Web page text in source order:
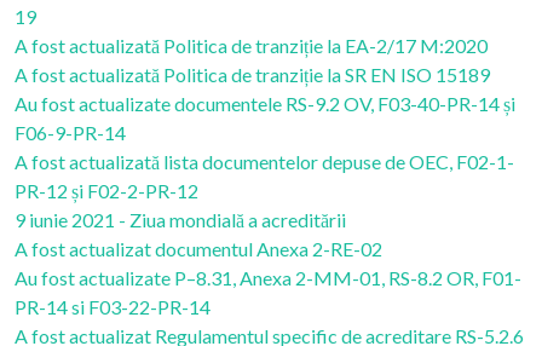
19
A fost actualizată Politica de tranziție la EA-2/17 M:2020
A fost actualizată Politica de tranziție la SR EN ISO 15189
Au fost actualizate documentele RS-9.2 OV, F03-40-PR-14 și
F06-9-PR-14
A fost actualizată lista documentelor depuse de OEC, F02-1-
PR-12 și F02-2-PR-12
9 iunie 2021 - Ziua mondială a acreditării
A fost actualizat documentul Anexa 2-RE-02
Au fost actualizate P–8.31, Anexa 2-MM-01, RS-8.2 OR, F01-
PR-14 si F03-22-PR-14
A fost actualizat Regulamentul specific de acreditare RS-5.2.6